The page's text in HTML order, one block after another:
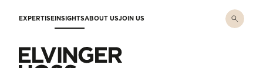
EXPERTISEINSIGHTSABOUT USJOIN US